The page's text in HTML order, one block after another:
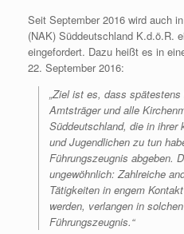
Seit September 2016 wird auch
(NAK) Süddeutschland K.d.ö.R.
eingefordert. Dazu heißt es in
22. September 2016:
„Ziel ist es, dass
Amtsträger und alle
Süddeutschland, die in ihrer
und Jugendlichen zu tun
Führungszeugnis abgeben.
ungewöhnlich: Zahlreiche
Tätigkeiten in engem
werden, verlangen in
Führungszeugnis.“